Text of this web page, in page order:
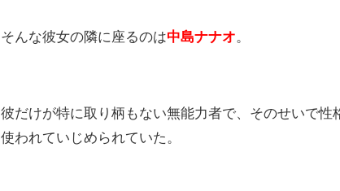
そんな彼女の隣に座るのは中島ナナオ
彼だけが特に取り柄もない無能力者で、そのせいで性
使われていじめられていた。